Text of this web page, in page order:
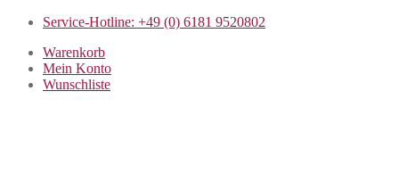
Service-Hotline: +49 (0) 6181 9520802
Warenkorb
Mein Konto
Wunschliste